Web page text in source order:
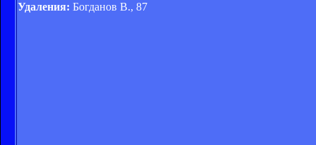
Удаления: Богданов В., 87